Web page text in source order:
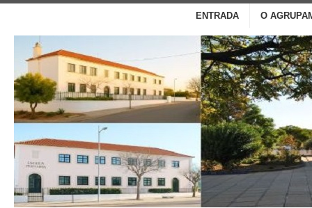
ENTRADA O